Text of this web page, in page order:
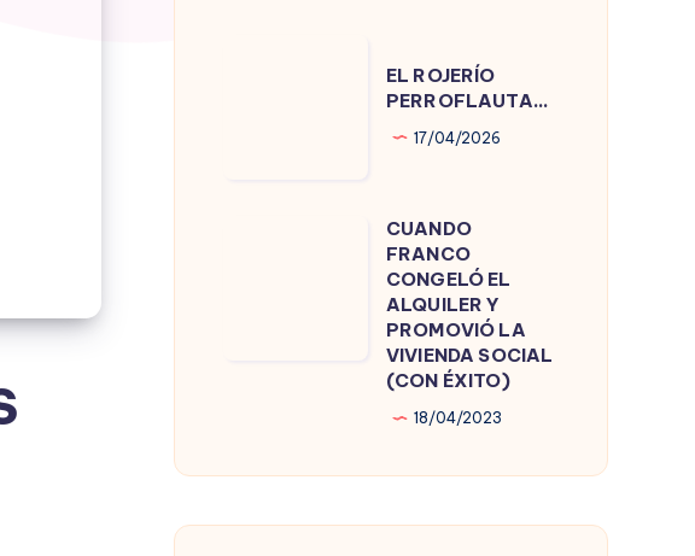
EL ROJERÍO
PERROFLAUTA…
17/04/2026
CUANDO
FRANCO
CONGELÓ EL
ALQUILER Y
PROMOVIÓ LA
VIVIENDA SOCIAL
(CON ÉXITO)
18/04/2023